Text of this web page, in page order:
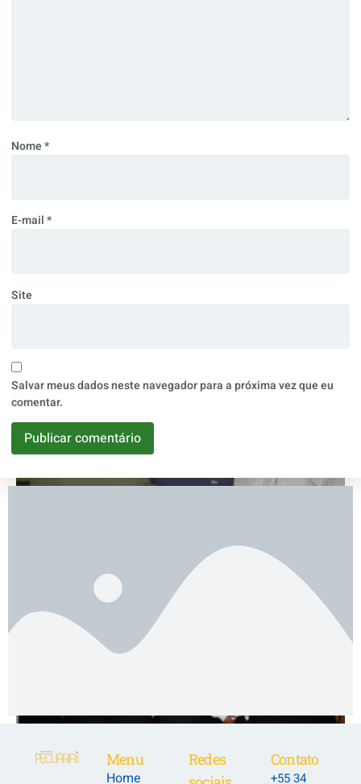
Nome*
E-mail*
Site
Salvar meus dados neste navegador para a próxima vez que eu
comentar.
Menu
Home
Redes
Contato
+55 34